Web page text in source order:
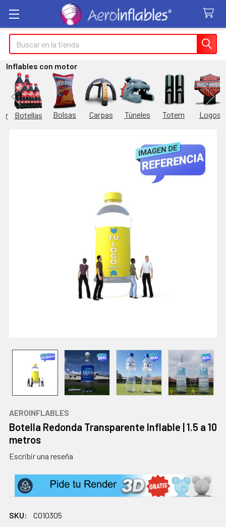
Buscar
Inflables con motor
Botellas Bolsas Carpas Túneles Totem Logos
AEROINFLABLES
Botella Redonda Transparente Inflable | 1.5 a 10
metros
Escribir una reseña
SKU: CO10305